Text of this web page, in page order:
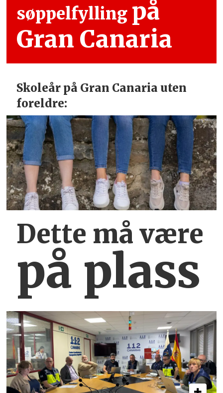
søppelfylling på
Gran Canaria
Skoleår på Gran Canaria uten
foreldre:
Dette må være
på plass